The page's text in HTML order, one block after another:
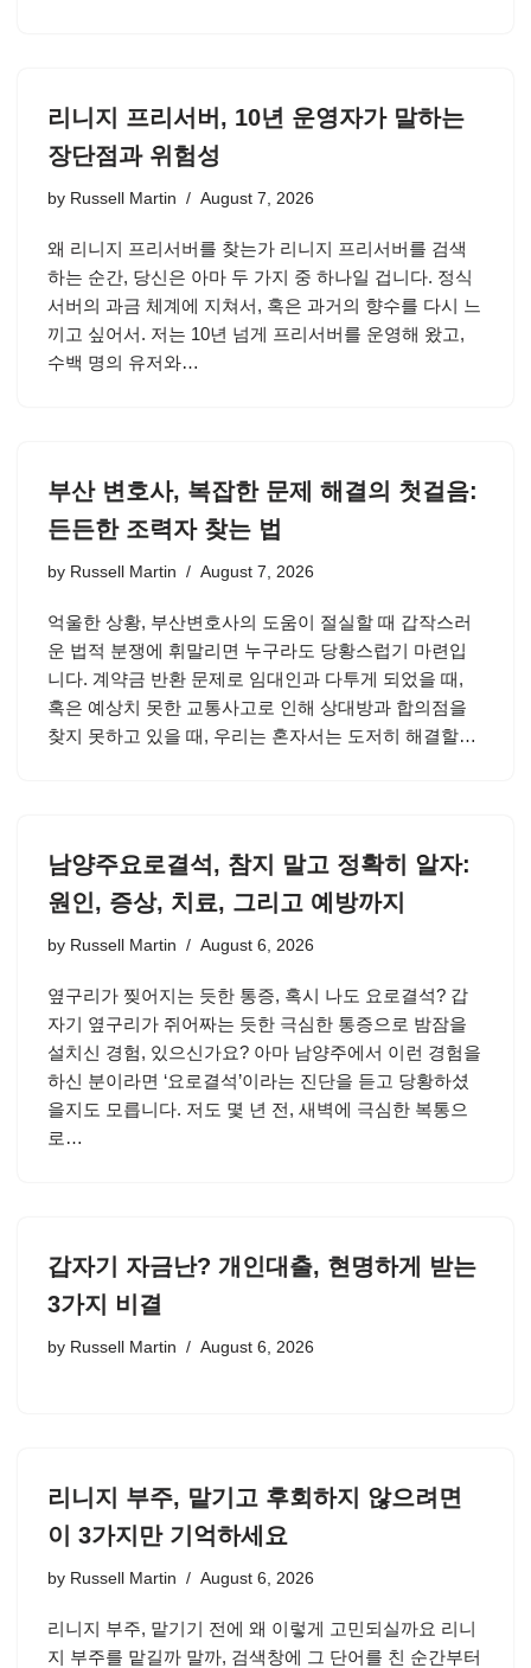
리니지 프리서버, 10년 운영자가 말하는
장단점과 위험성
by Russell Martin August 7, 2026
왜 리니지 프리서버를 찾는가 리니지 프리서버를 검색
하는 순간, 당신은 아마 두 가지 중 하나일 겁니다. 정식
서버의 과금 체계에 지쳐서, 혹은 과거의 향수를 다시 느
끼고 싶어서. 저는 10년 넘게 프리서버를 운영해 왔고,
수백 명의 유저와…
부산 변호사, 복잡한 문제 해결의 첫걸음:
든든한 조력자 찾는 법
by Russell Martin August 7, 2026
억울한 상황, 부산변호사의 도움이 절실할 때 갑작스러
운 법적 분쟁에 휘말리면 누구라도 당황스럽기 마련입
니다. 계약금 반환 문제로 임대인과 다투게 되었을 때,
혹은 예상치 못한 교통사고로 인해 상대방과 합의점을
찾지 못하고 있을 때, 우리는 혼자서는 도저히 해결할…
남양주요로결석, 참지 말고 정확히 알자:
원인, 증상, 치료, 그리고 예방까지
by Russell Martin August 6, 2026
옆구리가 찢어지는 듯한 통증, 혹시 나도 요로결석? 갑
자기 옆구리가 쥐어짜는 듯한 극심한 통증으로 밤잠을
설치신 경험, 있으신가요? 아마 남양주에서 이런 경험을
하신 분이라면 ‘요로결석’이라는 진단을 듣고 당황하셨
을지도 모릅니다. 저도 몇 년 전, 새벽에 극심한 복통으
로…
갑자기 자금난? 개인대출, 현명하게 받는
3가지 비결
by Russell Martin August 6, 2026
리니지 부주, 맡기고 후회하지 않으려면
이 3가지만 기억하세요
by Russell Martin August 6, 2026
리니지 부주, 맡기기 전에 왜 이렇게 고민되실까요 리니
지 부주를 맡길까 말까, 검색창에 그 단어를 친 순간부터